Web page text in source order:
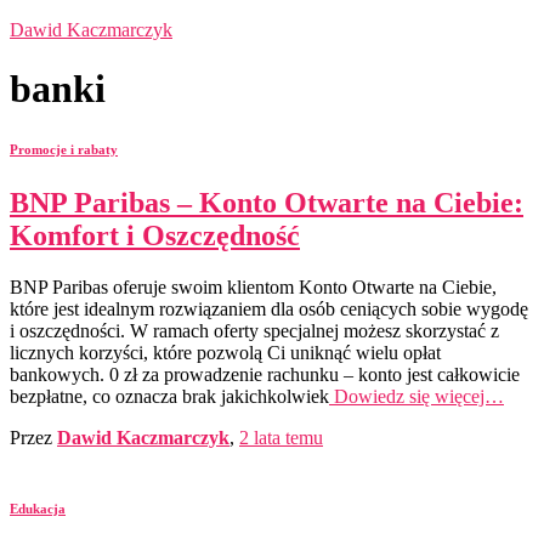
Dawid Kaczmarczyk
banki
Promocje i rabaty
BNP Paribas – Konto Otwarte na Ciebie:
Komfort i Oszczędność
BNP Paribas oferuje swoim klientom Konto Otwarte na Ciebie,
które jest idealnym rozwiązaniem dla osób ceniących sobie wygodę
i oszczędności. W ramach oferty specjalnej możesz skorzystać z
licznych korzyści, które pozwolą Ci uniknąć wielu opłat
bankowych. 0 zł za prowadzenie rachunku – konto jest całkowicie
bezpłatne, co oznacza brak jakichkolwiek Dowiedz się więcej…
Przez Dawid Kaczmarczyk, 2 lata temu
Edukacja